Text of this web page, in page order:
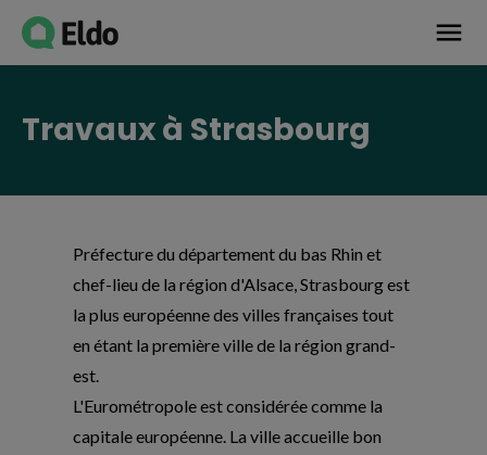
menu
Travaux à Strasbourg
Préfecture du département du bas Rhin et
chef-lieu de la région d'Alsace, Strasbourg est
la plus européenne des villes françaises tout
en étant la première ville de la région grand-
est.
L'Eurométropole est considérée comme la
capitale européenne. La ville accueille bon